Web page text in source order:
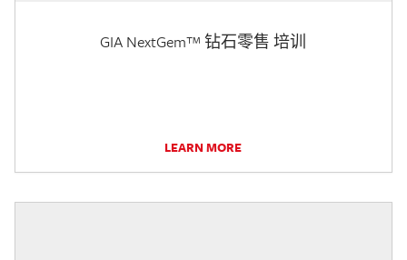
GIA NextGem™ 钻石零售 培训
LEARN MORE